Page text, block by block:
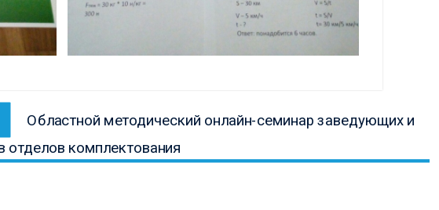
Следующая
запись:
Областной методический онлайн-семинар заведующих и
отделов комплектования